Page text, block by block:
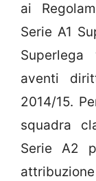
ai
Serie A1
aventi
2014/15.
squadra
Serie A2